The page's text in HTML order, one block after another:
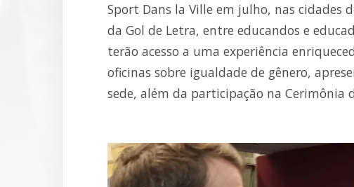
Sport Dans la Ville em julho, nas cidades
da Gol de Letra, entre educandos e
terão acesso a uma experiência
oficinas sobre igualdade de gênero,
sede, além da participação na Cerimônia